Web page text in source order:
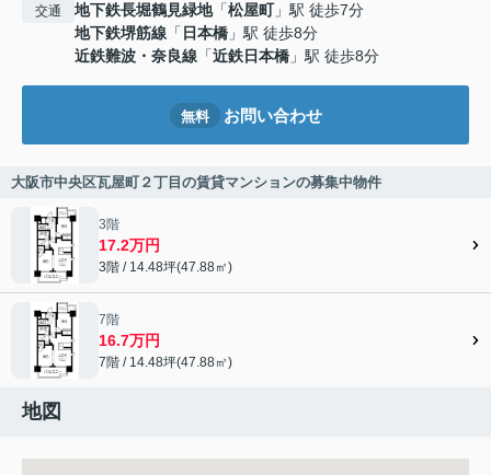
交通 地下鉄長堀鶴見緑地「松屋町」駅 徒歩7分
地下鉄堺筋線 「 日本橋 」駅 徒歩8分
近鉄難波・奈良線 「近鉄日本橋 」駅 徒歩8分
無料 お問い合わせ
大阪市中央区瓦屋町２丁目の賃貸マンションの募集中物件
3階
17.2万円
3階 / 14.48坪(47.88㎡)
7階
16.7万円
7階 / 14.48坪(47.88㎡)
地図